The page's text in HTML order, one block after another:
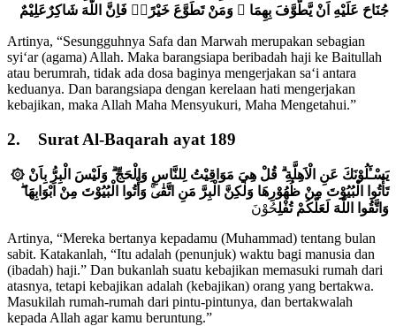
جُنَاحَ عَلَيْهِ اَنْ يَّطَّوَّفَ بِهِمَا ۗ وَمَنْ تَطَوَّعَ خَيْرًاۙ فَاِنَّ اللّٰهَ شَاكِرٌعَلِيْمٌ
Artinya, “Sesungguhnya Safa dan Marwah merupakan sebagian
syi‘ar (agama) Allah. Maka barangsiapa beribadah haji ke Baitullah
atau berumrah, tidak ada dosa baginya mengerjakan sa‘i antara
keduanya. Dan barangsiapa dengan kerelaan hati mengerjakan
kebajikan, maka Allah Maha Mensyukuri, Maha Mengetahui.”
2. Surat Al-Baqarah ayat 189
۞ يَسْـَٔلُوْنَكَ عَنِ الْاَهِلَّةِ ۗ قُلْ هِيَ مَوَاقِيْتُ لِلنَّاسِ وَالْحَجِّ ۗ وَلَيْسَ الْبِرُّ بِاَنْ
تَأْتُوا الْبُيُوْتَ مِنْ ظُهُوْرِهَا وَلٰكِنَّ الْبِرَّ مَنِ اتَّقٰىۚ وَأْتُوا الْبُيُوْتَ مِنْ اَبْوَابِهَا ۖ
وَاتَّقُوا اللّٰهَ لَعَلَّكُمْ تُفْلِحُوْنَ
Artinya, “Mereka bertanya kepadamu (Muhammad) tentang bulan
sabit. Katakanlah, “Itu adalah (penunjuk) waktu bagi manusia dan
(ibadah) haji.” Dan bukanlah suatu kebajikan memasuki rumah dari
atasnya, tetapi kebajikan adalah (kebajikan) orang yang bertakwa.
Masukilah rumah-rumah dari pintu-pintunya, dan bertakwalah
kepada Allah agar kamu beruntung.”